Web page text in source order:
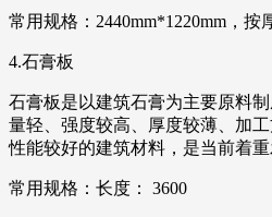
常用规格：2440mm*1220mm，
4.石膏板
石膏板是以建筑石膏为主要原料
量轻、强度较高、厚度较薄、加
性能较好的建筑材料，是当前着
常用规格：长度： 3600